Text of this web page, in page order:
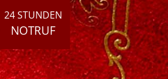
24 STUNDEN
NOTRUF